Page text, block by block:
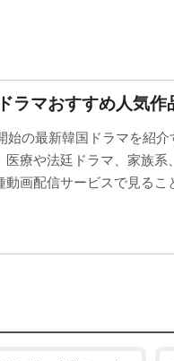
ラマおすすめ人気作
始の最新韓国ドラマを紹
医療や法廷ドラマ、家族系
動画配信サービスで見るこ